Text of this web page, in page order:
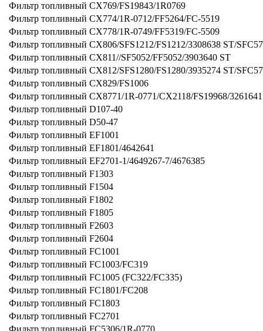
Фильтр топливный CX769/FS19843/1R0769
Фильтр топливный CX774/1R-0712/FF5264/FC-5519
Фильтр топливный CX778/1R-0749/FF5319/FC-5509
Фильтр топливный CX806/SFS1212/FS1212/3308638 ST/
Фильтр топливный CX811//SF5052/FF5052/3903640 ST
Фильтр топливный CX812/SFS1280/FS1280/3935274 ST/
Фильтр топливный CX829/FS1006
Фильтр топливный CX8771/1R-0771/CX2118/FS19968/3261641
Фильтр топливный D107-40
Фильтр топливный D50-47
Фильтр топливный EF1001
Фильтр топливный EF1801/4642641
Фильтр топливный EF2701-1/4649267-7/4676385
Фильтр топливный F1303
Фильтр топливный F1504
Фильтр топливный F1802
Фильтр топливный F1805
Фильтр топливный F2603
Фильтр топливный F2604
Фильтр топливный FC1001
Фильтр топливный FC1003/FC319
Фильтр топливный FC1005 (FC322/FC335)
Фильтр топливный FC1801/FC208
Фильтр топливный FC1803
Фильтр топливный FC2701